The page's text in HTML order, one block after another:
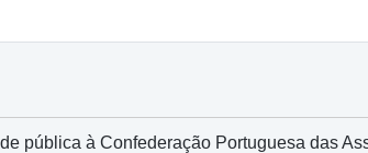
pública à Confederação Portuguesa das